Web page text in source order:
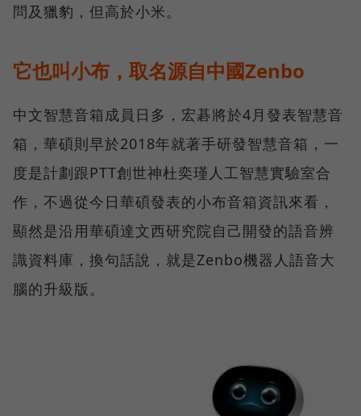
問及獵豹，但高於小米。
它也叫小布，取名源自中國Zenbo
中文智慧音箱成員日多，宏碁將於4月發表智慧音
箱，華碩則早於2018年就著手研發智慧音箱，一
度是計劃跟PTT創世神杜奕瑾人工智慧實驗室合
作，不過從今日華碩發表的小布音箱資訊來看，
顯然是沿用華碩達文西研究院自己開發的語音辨
識資料庫，換句話說，就是Zenbo機器人語音大
腦的升級版。